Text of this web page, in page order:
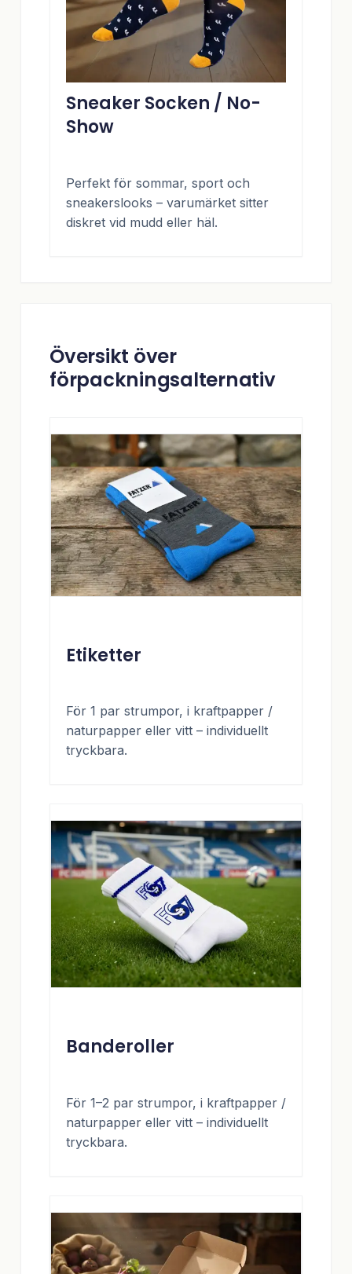
Sneaker Socken / No-
Show
Perfekt för sommar, sport och
sneakerslooks – varumärket sitter
diskret vid mudd eller häl.
Översikt över
förpackningsalternativ
Etiketter
För 1 par strumpor, i kraftpapper /
naturpapper eller vitt – individuellt
tryckbara.
Banderoller
För 1–2 par strumpor, i kraftpapper /
naturpapper eller vitt – individuellt
tryckbara.